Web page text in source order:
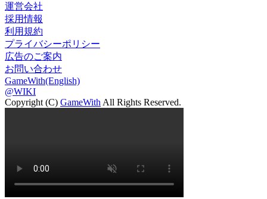
運営会社
採用情報
利用規約
プライバシーポリシー
広告のご案内
お問い合わせ
GameWith(English)
@WIKI
Copyright (C) GameWith All Rights Reserved.